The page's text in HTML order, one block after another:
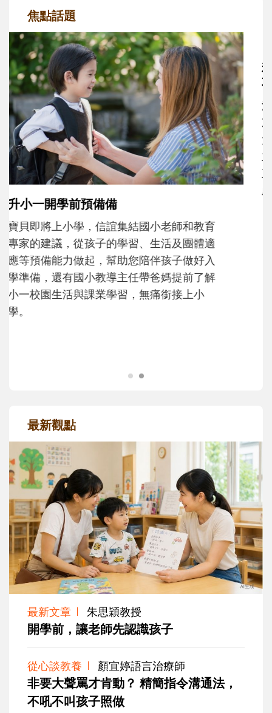
焦點話題
和孩子一起長大的那個男人│讀懂父親的
不同模樣
沒有人天生就擅長當爸爸！男人總是在一次
次「前所未有」的體驗中，跟著孩子一起長
大。從給予安全感的肢體遊戲，到獨立自
主、角色認同及解決問題的能力養成。爸爸
最新觀點
最新文章 朱思穎教授
開學前，讓老師先認識孩子
從心談教養 顏宜婷語言治療師
非要大聲罵才肯動？ 精簡指令溝通法，
不吼不叫孩子照做